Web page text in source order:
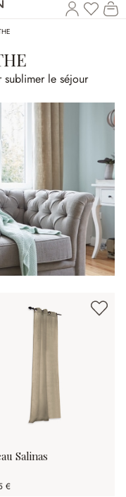
Vous
sublimer le séjour
Salinas
€